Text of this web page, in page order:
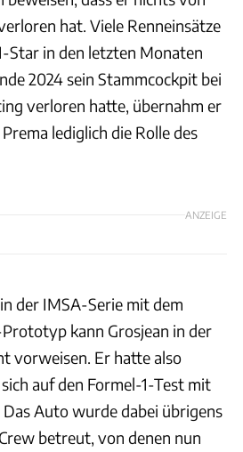
hat. Viele Renneinsätze
Star in den letzten Monaten
2024 sein Stammcockpit bei
verloren hatte, übernahm er
lediglich die Rolle des
ANZEIGE
der IMSA-Serie mit dem
kann Grosjean in der
vorweisen. Er hatte also
auf den Formel-1-Test mit
Auto wurde dabei übrigens
betreut, von denen nun